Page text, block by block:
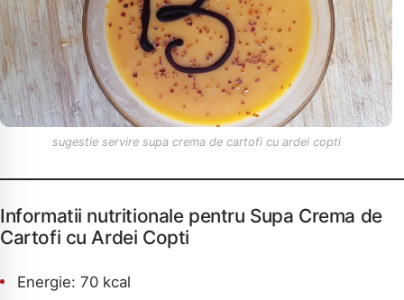
sugestie servire supa crema de cartofi cu ardei copti
Informatii nutritionale pentru Supa Crema de
Cartofi cu Ardei Copti
Energie: 70 kcal